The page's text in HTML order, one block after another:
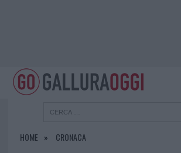
HOME CRONACA